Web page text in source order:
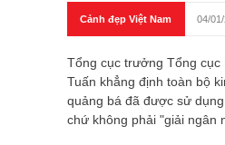
Cảnh đẹp Việt Nam 04/
Tổng cục trưởng Tổng cục
Tuấn khẳng định toàn bộ
quảng bá đã được sử
chứ không phải "giải ngân